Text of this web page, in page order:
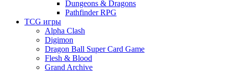
Dungeons & Dragons
Pathfinder RPG
TCG игры
Alpha Clash
Digimon
Dragon Ball Super Card Game
Flesh & Blood
Grand Archive